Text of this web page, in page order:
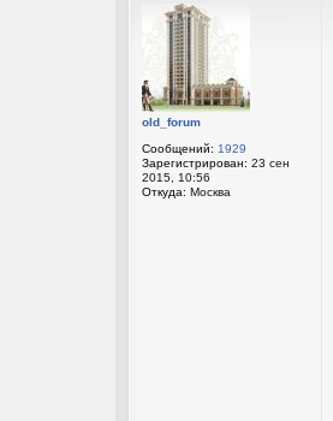
old_forum
Сообщений: 1929
Зарегистрирован: 23 сен
2015, 10:56
Откуда: Москва